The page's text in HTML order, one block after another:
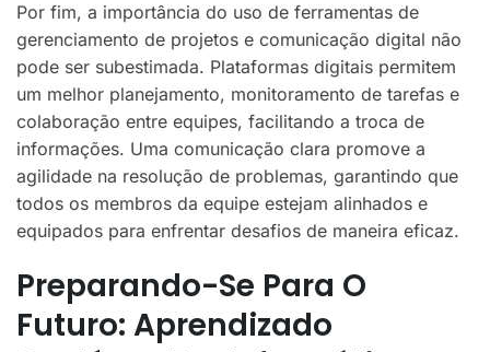
Por fim, a importância do uso de ferramentas de
gerenciamento de projetos e comunicação digital não
pode ser subestimada. Plataformas digitais permitem
um melhor planejamento, monitoramento de tarefas e
colaboração entre equipes, facilitando a troca de
informações. Uma comunicação clara promove a
agilidade na resolução de problemas, garantindo que
todos os membros da equipe estejam alinhados e
equipados para enfrentar desafios de maneira eficaz.
Preparando-Se Para O
Futuro: Aprendizado